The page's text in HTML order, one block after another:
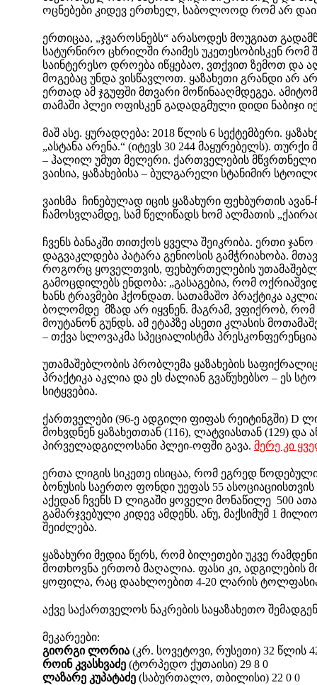
ოცნებები კიდევ ერთხელ, საბოლოოდ რომ არ
ერთიცაა, „ჯვაროსნებს“ არასოდეს მოუგიათ
სატურნირო ცხრილში რაიმეს უკეთესობისკენ რომ
საინტერესო დროება იწყებაო, ვთქვით ზემოთ და
მოგებაც უნდა ვისწავლოთ. ყაზახეთი გრანდი არ
ერთად ამ ჯგუფში მთვარი მოწინააღმდეგეა.
თამაში პლეი ოფისკენ გადადგმული დიდი ნაბიჯი
მაშ ასე. ყურადღება: 2018 წლის 6 სექტემბერი.
„ასტანა არენა.“ (იტევს 30 244 მაყურებელს). თურქი
– ჰალილ უმუთ მელერი. ქართველების
ვაისია, ყაზახებისა – ბულგარელი სტანიმირ
ვაისმა ჩინებულად იცის ყაზახური ფეხბურთის
ჩამოსვლამდე, სამ წელიწადს ხომ ალმათის
ჩვენს ბანაკში თითქოს ყველა შეიკრიბა. ერთი
დაგვაკლდება პატარა გენიოსის გამჭრიახობა.
როგორც ყოველთვის, ფეხბურთელების
გამოცდილებს ენდობა: „გასაგებია, რომ
ხანს ტრავმები ჰქონდათ. სათამაშო პრაქტიკა
ბოლომდე მზად არ იყვნენ. მაგრამ, ვფიქრობ,
მოუტანონ გუნდს. ამ ეტაპზე ასეთი კლასის
– თქვა სლოვაკმა სპეციალისტმა
უთამაშებლობის პრობლემა ყაზახების
პრაქტიკა აკლია და ეს ძალიან გვაწუხებსო – ეს
სიტყვებია.
ქართველები (96-ე ადგილი ფიფას რეიტინგში) D
მოხვდნენ ყაზახეთთან (116), ლატვიასთან (129)
პირველადგილოსანი პლეი-ოფში გავა. მერე კი
ერთა ლიგის სიკეთე ისიცაა, რომ ეგრედ
ბონუსის საერთო ფონდი უეფას 55
აქედან ჩვენს D ლიგაში ყოველი მონაწილე 500
გამარჯვებული კიდევ ამდენს. ანუ, მაქსიმუმ 1
შეიძლება.
ყაზახური მედია წერს, რომ ბილეთები უკვე
მოთხოვნა ერთობ მაღალია. ფასი კი, ადგილების
ყოფილა, რაც დაახლოებით 4-20 ლარის
აქვე საქართველოს ნაკრების საყაზახეთო
მეკარეები:
გიორგი ლორია (კრ. სოვეტოვი, რუსეთი) 32 წლის
როინ კვასხვაძე (ტორპედო ქუთაისი) 29 8 0
ლაზარე კუპატაძე (საბურთალო, თბილისი) 22 0 0